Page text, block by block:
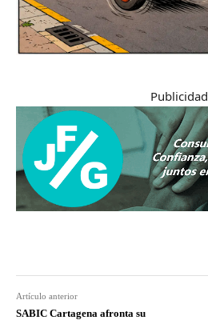
Publicidad
Artículo anterior
SABIC Cartagena afronta su